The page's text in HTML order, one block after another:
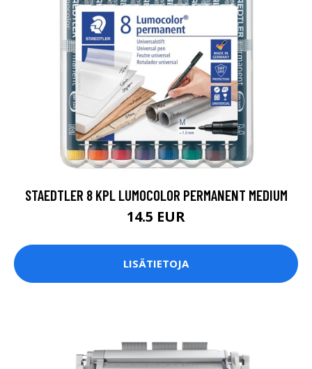
STAEDTLER 8 KPL LUMOCOLOR PERMANENT MEDIUM
14.5 EUR
LISÄTIETOJA